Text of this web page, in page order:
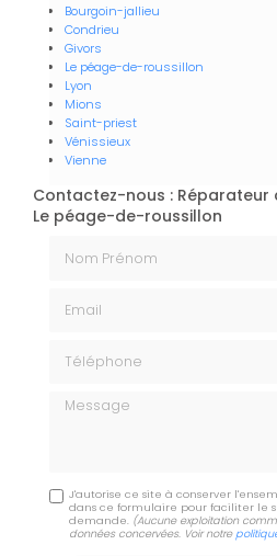
Bourgoin-jallieu
Condrieu
Givors
Le péage-de-roussillon
Lyon
Mions
Saint-priest
Vénissieux
Vienne
Contactez-nous : Réparateur
Le péage-de-roussillon
Message
J'autorise ce site à conserver
dans ce formulaire pour faciliter le
demande. (Aucune exploitation
données concervées. Voir notre